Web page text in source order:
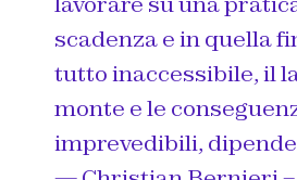
scadenza e in quella
tutto inaccessibile, il
monte e le
imprevedibili, dipende